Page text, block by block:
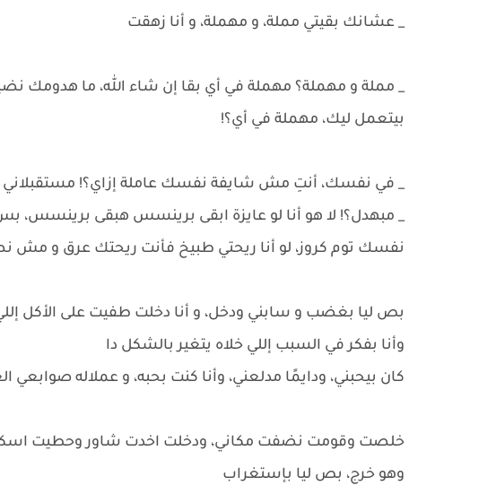
_ عشانك بقيتي مملة، و مهملة، و أنا زهقت
_ مملة و مهملة؟ مهملة في أي بقا إن شاء الله، ما هدومك
بيتعمل ليك، مهملة في أي؟!
_ في نفسك، أنتِ مش شايفة نفسك عاملة إزاي؟!
_ مبهدل؟! لا هو أنا لو عايزة ابقى برينسس هبقى برينسس، بس
نفسك توم كروز، لو أنا ريحتي طبيخ فأنت ريحتك عرق و مش
بص ليا بغضب و سابني ودخل، و أنا دخلت طفيت على الأكل
وأنا بفكر في السبب إللي خلاه يتغير بالشكل دا
كان بيحبني، ودايمًا مدلعني، وأنا كنت بحبه، و عملاله
خلصت وقومت نضفت مكاني، ودخلت اخدت شاور وحطيت
وهو خرج، بص ليا بإستغراب